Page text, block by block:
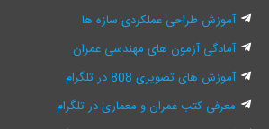
آموزش طراحی عملکردی سازه ها
آمادگی آزمون های مهندسی عمران
آموزش های تصویری 808 در تلگرام
معرفی کتب عمران و معماری در تلگرام